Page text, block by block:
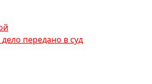
передано в суд